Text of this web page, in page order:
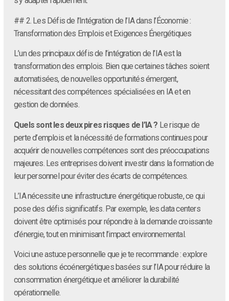
## 2. Les Défis de l’Intégration de l’IA dans l’Économie :
Transformation des Emplois et Exigences Énergétiques
L’un des principaux défis de l’intégration de l’IA est la
transformation des emplois. Bien que certaines tâches soient
automatisées, de nouvelles opportunités émergent,
nécessitant des compétences spécialisées en IA et en
gestion de données.
Quels sont les deux pires risques de l’IA ? Le risque de
perte d’emplois et la nécessité de formations continues pour
acquérir de nouvelles compétences sont des préoccupations
majeures. Les entreprises doivent investir dans la formation de
leur personnel pour éviter des écarts de compétences.
L’IA nécessite une infrastructure énergétique robuste, ce qui
pose des défis significatifs. Par exemple, les data centers
doivent être optimisés pour répondre à la demande croissante
d’énergie, tout en minimisant l’impact environnemental.
Voici une astuce personnelle que je te recommande : explore
des solutions écoénergétiques basées sur l’IA pour réduire la
consommation énergétique et améliorer la durabilité
opérationnelle.